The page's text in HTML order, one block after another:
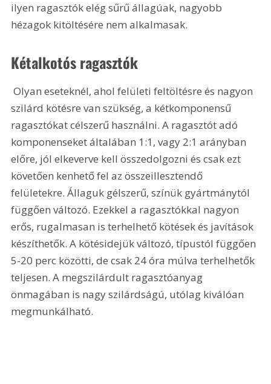
ilyen ragasztók elég sűrű állagúak, nagyobb
hézagok kitöltésére nem alkalmasak.
Kétalkotós ragasztók
Olyan eseteknél, ahol felületi feltöltésre és nagyon
szilárd kötésre van szükség, a kétkomponensű
ragasztókat célszerű használni. A ragasztót adó
komponenseket általában 1:1, vagy 2:1 arányban
előre, jól elkeverve kell összedolgozni és csak ezt
követően kenhető fel az összeillesztendő
felületekre. Állaguk gélszerű, színük gyártmánytól
függően változó. Ezekkel a ragasztókkal nagyon
erős, rugalmasan is terhelhető kötések és javítások
készíthetők. A kötésidejük változó, típustól függően
5-20 perc közötti, de csak 24 óra múlva terhelhetők
teljesen. A megszilárdult ragasztóanyag
önmagában is nagy szilárdságú, utólag kiválóan
megmunkálható.